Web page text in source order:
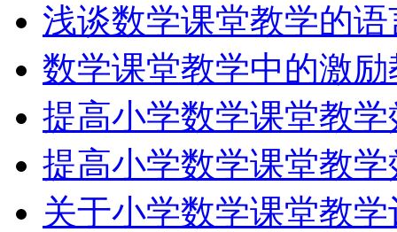
浅谈数学课堂教学的
数学课堂教学中的激励
提高小学数学课堂教
提高小学数学课堂教
关于小学数学课堂教